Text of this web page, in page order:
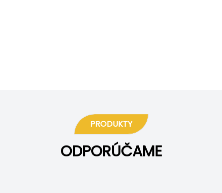
PRODUKTY
ODPORÚČAME